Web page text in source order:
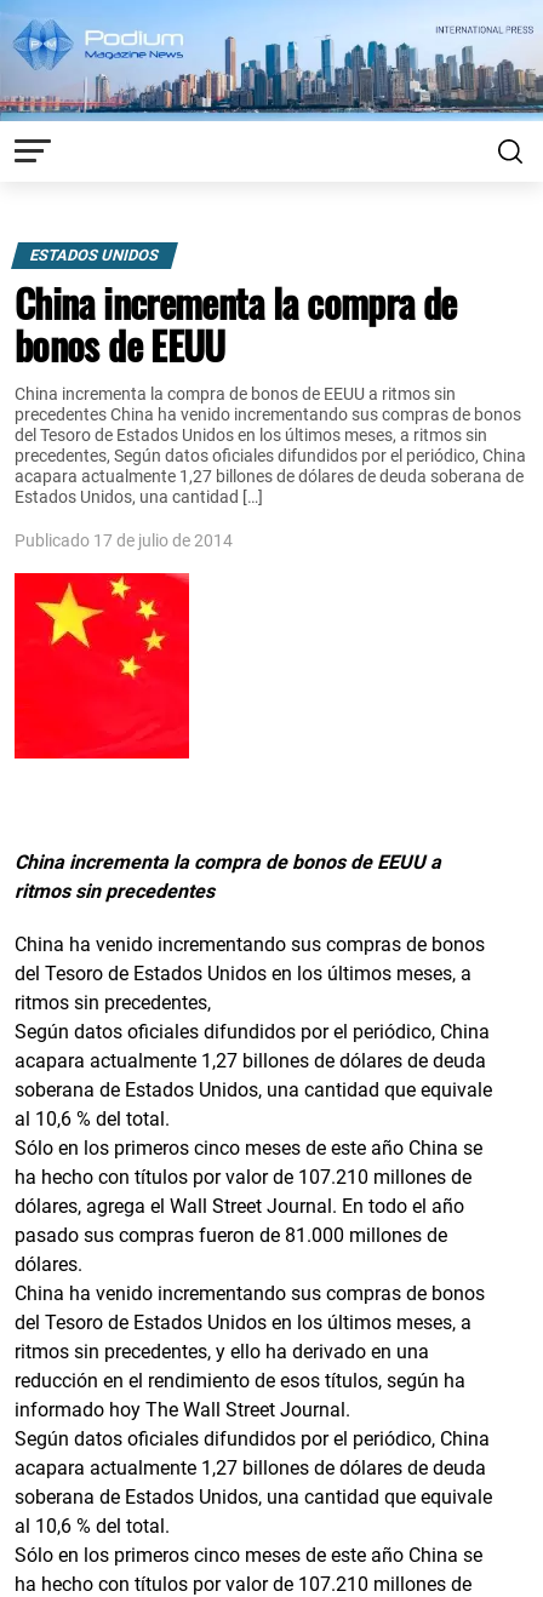
ESTADOS UNIDOS
China incrementa la compra de
bonos de EEUU
China incrementa la compra de bonos de EEUU a ritmos sin
precedentes China ha venido incrementando sus compras de bonos
del Tesoro de Estados Unidos en los últimos meses, a ritmos sin
precedentes, Según datos oficiales difundidos por el periódico, China
acapara actualmente 1,27 billones de dólares de deuda soberana de
Estados Unidos, una cantidad […]
Publicado 17 de julio de 2014
China incrementa la compra de bonos de EEUU a
ritmos sin precedentes
China ha venido incrementando sus compras de bonos
del Tesoro de Estados Unidos en los últimos meses, a
ritmos sin precedentes,
Según datos oficiales difundidos por el periódico, China
acapara actualmente 1,27 billones de dólares de deuda
soberana de Estados Unidos, una cantidad que equivale
al 10,6 % del total.
Sólo en los primeros cinco meses de este año China se
ha hecho con títulos por valor de 107.210 millones de
dólares, agrega el Wall Street Journal. En todo el año
pasado sus compras fueron de 81.000 millones de
dólares.
China ha venido incrementando sus compras de bonos
del Tesoro de Estados Unidos en los últimos meses, a
ritmos sin precedentes, y ello ha derivado en una
reducción en el rendimiento de esos títulos, según ha
informado hoy The Wall Street Journal.
Según datos oficiales difundidos por el periódico, China
acapara actualmente 1,27 billones de dólares de deuda
soberana de Estados Unidos, una cantidad que equivale
al 10,6 % del total.
Sólo en los primeros cinco meses de este año China se
ha hecho con títulos por valor de 107.210 millones de